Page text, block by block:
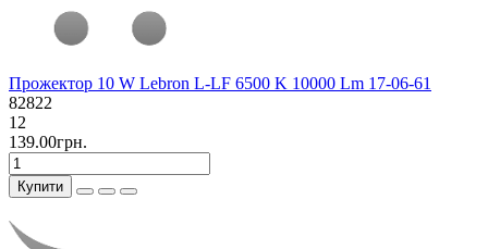
Прожектор 10 W Lebron L-LF 6500 K 10000 Lm 17-06-61
82822
12
139.00грн.
Купити